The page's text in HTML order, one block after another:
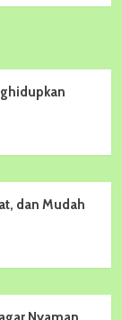
dan Mudah